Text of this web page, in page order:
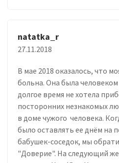
natatka_r
27.11.2018
В мае 2018 оказалось, что
больна. Она была
долгое время не хотела
посторонних незнакомых
в доме чужого человека.
было оставлять ее днём на
бабушек-соседок, мы
"Доверие". На следующий